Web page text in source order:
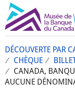
DÉCOUVERTE PAR
CHÈQUE
CANADA,
AUCUNE